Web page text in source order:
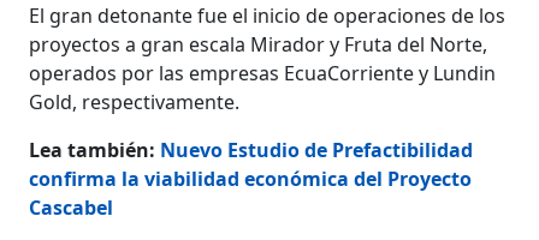
El gran detonante fue el inicio de operaciones de los
proyectos a gran escala Mirador y Fruta del Norte,
operados por las empresas EcuaCorriente y Lundin
Gold, respectivamente.
Lea también: Nuevo Estudio de Prefactibilidad
confirma la viabilidad económica del Proyecto
Cascabel